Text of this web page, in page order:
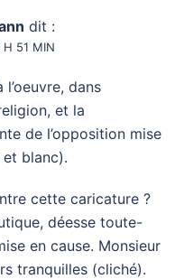
dit :
H 51 MIN
dans
et la
de l’opposition mise
blanc).
cette caricature ?
déesse toute-
en cause. Monsieur
tranquilles (cliché).